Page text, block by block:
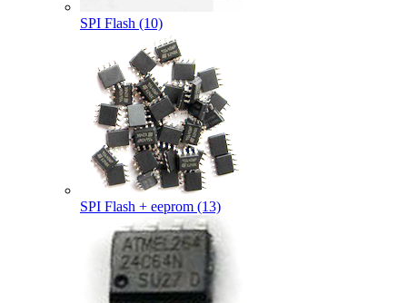
SPI Flash (10)
SPI Flash + eeprom (13)